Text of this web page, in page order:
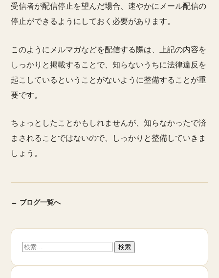
受信者が配信停止を望んだ場合、速やかにメール配信の
停止ができるようにしておく必要があります。
このようにメルマガなどを配信する際は、上記の内容を
しっかりと掲載することで、知らないうちに法律違反を
起こしているということがないように整備することが重
要です。
ちょっとしたことかもしれませんが、知らなかったで済
まされることではないので、しっかりと整備していきま
しょう。
← ブログ一覧へ
検